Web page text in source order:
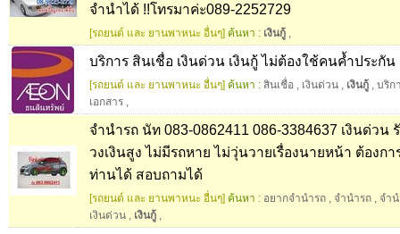
จำนำได้ !!โทรมาค่ะ089-2252729
[รถยนต์ และ ยานพาหนะ อื่นๆ] ค้นหา : เงินกู้
บริการ สินเชื่อ เงินด่วน เงินกู้ ไม่ต้องใช้คนค้ำประกัน
[รถยนต์ และ ยานพาหนะ อื่นๆ] ค้นหา : สินเชื่อ เงินด่วน เงินกู้
บริก
เอกสาร
จำนำรถ นัท 083-0862411 086-3384637 เงินด่วน
วงเงินสูง ไม่มีรถหาย ไม่วุ่นวายเรื่องนายหน้า ต้องกา
ท่านได้ สอบถามได้
[รถยนต์ และ ยานพาหนะ อื่นๆ] ค้นหา : อยากจำนำรถ จำนำรถ
จำ
เงินด่วน
เงินกู้